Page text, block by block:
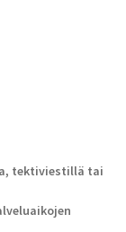
tektiviestillä tai